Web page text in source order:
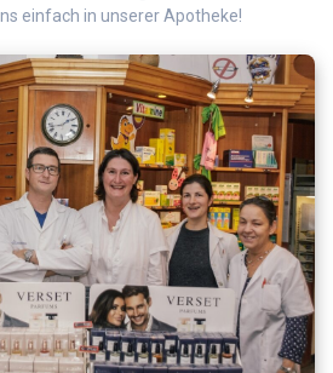
einfach in unserer Apotheke!